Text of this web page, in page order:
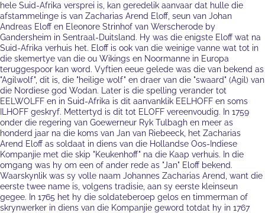
hele Suid-Afrika versprei is, kan geredelik aanvaar dat hulle die
afstammelinge is van Zacharias Arend Eloff, seun van Johan
Andreas Eloff en Eleonore Strinhof van Werscherode by
Gandersheim in Sentraal-Duitsland. Hy was die enigste Eloff wat na
Suid-Afrika verhuis het. Eloff is ook van die weinige vanne wat tot in
die skemertye van die ou Wikings en Noormanne in Europa
teruggespoor kan word. Vyftien eeue gelede was die van bekend as
"Agilwolf", dit is, die "heilige wolf" en draer van die "swaard" (Agil) van
die Nordiese god Wodan. Later is die spelling verander tot
EELWOLFF en in Suid-Afrika is dit aanvanklik EELHOFF en soms
ILHOFF geskryf. Mettertyd is dit tot ELOFF vereenvoudig. In 1759
onder die regering van Goewerneur Ryk Tulbagh en meer as
honderd jaar na die koms van Jan van Riebeeck, het Zacharias
Arend Eloff as soldaat in diens van die Hollandse Oos-Indiese
Kompanjie met die skip "Keukenhoff" na die Kaap verhuis. In die
omgang was hy om een of ander rede as "Jan" Eloff bekend.
Waarskynlik was sy volle naam Johannes Zacharias Arend, want die
eerste twee name is, volgens tradisie, aan sy eerste kleinseun
gegee. In 1765 het hy die soldateberoep gelos en timmerman of
skrynwerker in diens van die Kompanjie geword totdat hy in 1767